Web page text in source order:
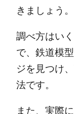
きましょう。
調べ方はい
で、鉄道模
ジを見つけ
法です。
また、実際